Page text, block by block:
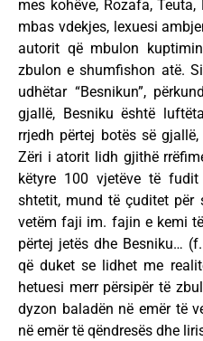
mes kohëve, Rozafa,
mbas vdekjes, lexuesi
autorit që mbulon
zbulon e shumfishon atë.
udhëtar “Besnikun”,
gjallë, Besniku është
rrjedh përtej botës së
Zëri i atorit lidh gjithë
këtyre 100 vjetëve të
shtetit, mund të çuditet për
vetëm faji im. fajin e kemi
përtej jetës dhe Besniku…
që duket se lidhet me
hetuesi merr përsipër të
dyzon baladën në emër të
në emër të qëndresës dhe